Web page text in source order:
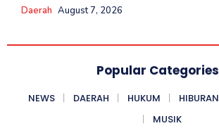
Daerah August 7, 2026
Popular Categories
NEWS DAERAH HUKUM HIBURAN
MUSIK